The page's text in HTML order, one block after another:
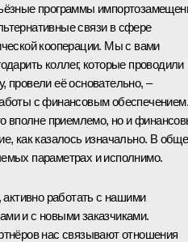
программы
связи в сфере
кооперации. Мы с вами
коллег, которые проводили
провели её основательно, –
с финансовым обеспечением.
вполне приемлемо, но и
как казалось изначально. В
параметрах и исполнимо.
работать с нашими
и с новыми заказчиками.
нас связывают отношения